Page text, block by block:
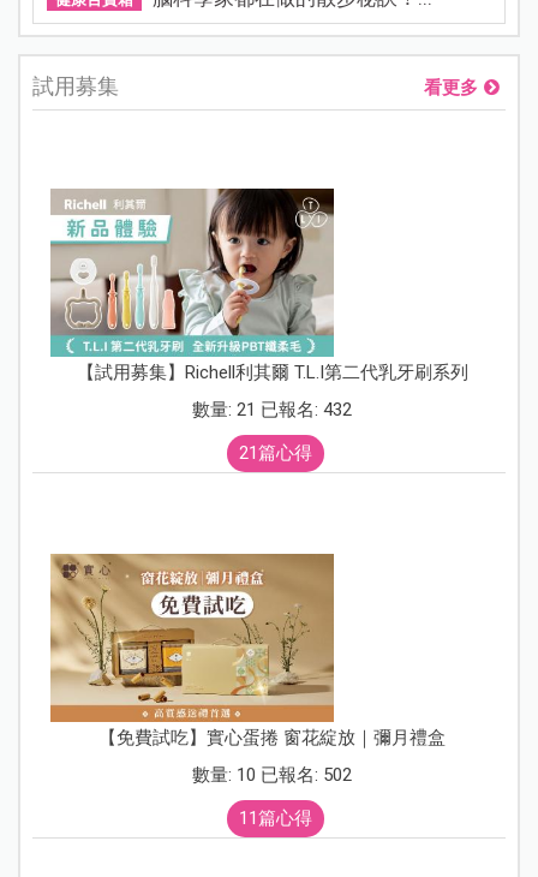
試用募集 看更多
【試用募集】Richell利其爾 T.L.I第二代乳牙刷系列
數量: 21 已報名: 432
21篇心得
【免費試吃】實心蛋捲 窗花綻放｜彌月禮盒
數量: 10 已報名: 502
11篇心得